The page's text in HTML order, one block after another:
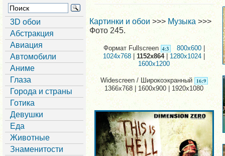
3D обои
Абстракция
Авиация
Автомобили
Аниме
Глаза
Города и страны
Готика
Девушки
Еда
Животные
Знаменитости
Картинки и обои >>> Музыка >>>
Фото 245.
Формат Fullscreen 800x600
1024x768 |1152x864|1280x1024
1600x1200
Widescreen / Широкоэкранный
1366x768 | 1600x900 | 1920x1080